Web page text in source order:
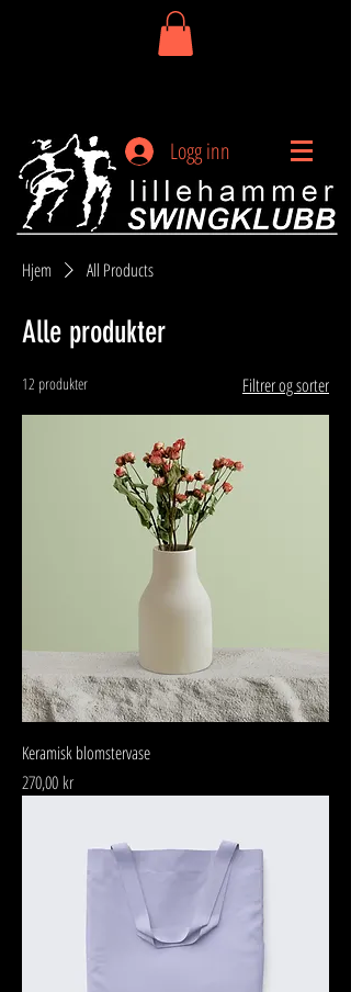
Logg inn
Hjem All Products
Alle produkter
12 produkter Filtrer og sorter
Keramisk blomstervase
Pris
270,00 kr